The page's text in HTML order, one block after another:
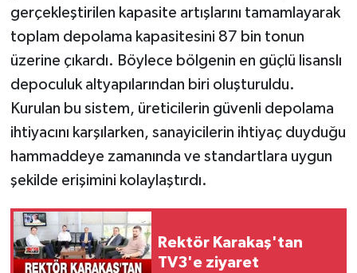
gerçekleştirilen kapasite artışlarını tamamlayarak
toplam depolama kapasitesini 87 bin tonun
üzerine çıkardı. Böylece bölgenin en güçlü lisanslı
depoculuk altyapılarından biri oluşturuldu.
Kurulan bu sistem, üreticilerin güvenli depolama
ihtiyacını karşılarken, sanayicilerin ihtiyaç duyduğu
hammaddeye zamanında ve standartlara uygun
şekilde erişimini kolaylaştırdı.
Rektör Karakaş'tan
TV3'e ziyaret